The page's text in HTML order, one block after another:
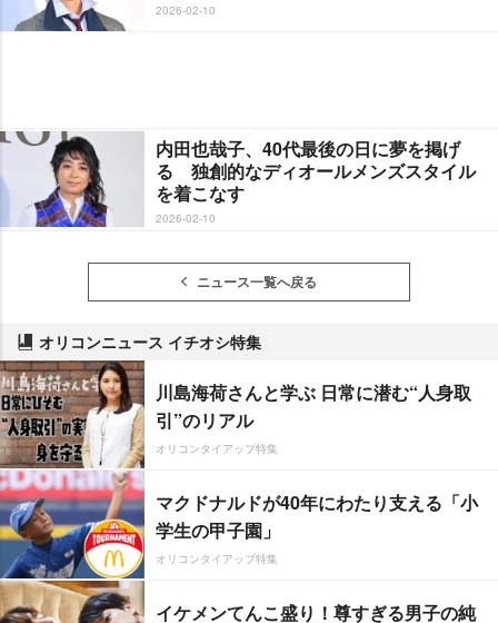
2026-02-10
内田也哉子、40代最後の日に夢を掲げ
る 独創的なディオールメンズスタイル
を着こなす
2026-02-10
ニュース一覧へ戻る
オリコンニュース イチオシ特集
川島海荷さんと学ぶ 日常に潜む“人身取
引”のリアル
オリコンタイアップ特集
マクドナルドが40年にわたり支える「小
学生の甲子園」
オリコンタイアップ特集
イケメンてんこ盛り！尊すぎる男子の純